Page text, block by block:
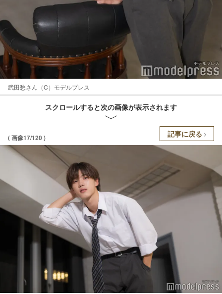
武田愁さん（C）モデルプレス
スクロールすると次の画像が表示されます
( 画像17/120 ) 記事に戻る